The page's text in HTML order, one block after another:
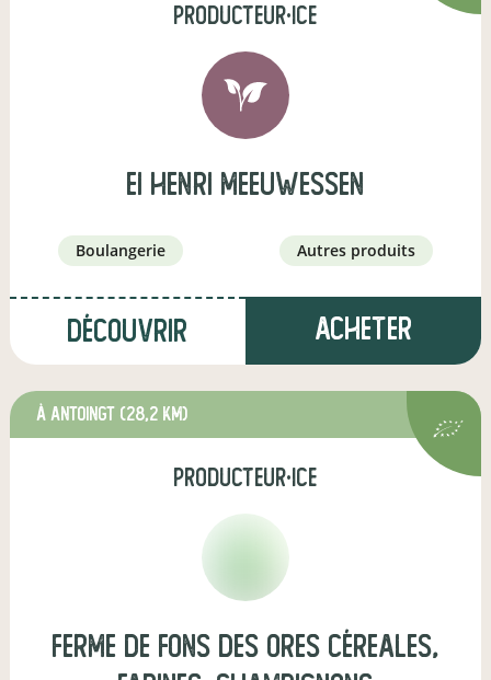
producteur·ice
EI Henri Meeuwessen
boulangerie autres produits
Découvrir Acheter
à Antoingt (28,2 km)
producteur·ice
Ferme de Fons Des Ores Céreales,